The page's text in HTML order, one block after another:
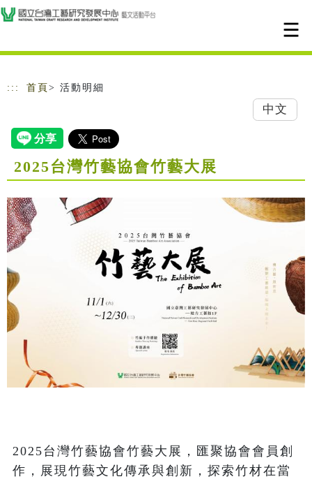
跳到主要內容
網站導覽
::: 首頁 > 活動明細
中文
2025台灣竹藝協會竹藝大展
2025台灣竹藝協會竹藝大展，匯聚協會會員創
作，展現竹藝文化傳承與創新，探索竹材在當